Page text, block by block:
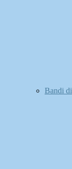
Bandi